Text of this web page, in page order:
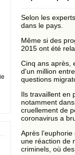
Selon les
dans le pays.
Même si des
2015 ont été
Cinq ans après,
d'un million
questions
Ils travaillent en
notamment
cruellement de
coronavirus a
Après
une réaction de
criminels, où